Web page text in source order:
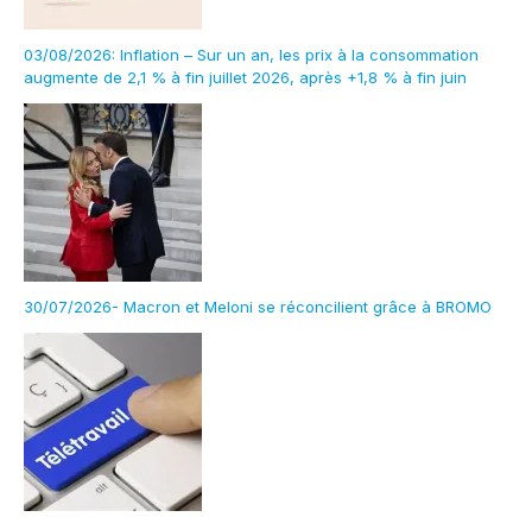
03/08/2026: Inflation – Sur un an, les prix à la consommation
augmente de 2,1 % à fin juillet 2026, après +1,8 % à fin juin
30/07/2026- Macron et Meloni se réconcilient grâce à BROMO